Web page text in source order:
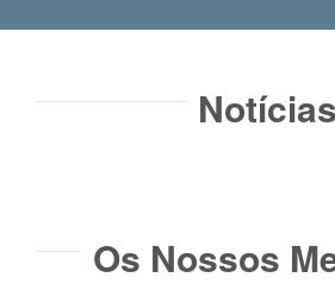
Notícias​
Os Nossos